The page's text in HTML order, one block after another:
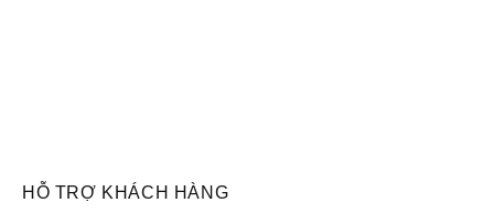
HỖ TRỢ KHÁCH HÀNG